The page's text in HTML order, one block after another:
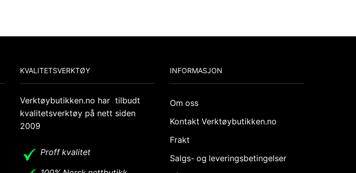
KVALITETSVERKTØY
Verktøybutikken.no har tilbudt
kvalitetsverktøy på nett siden
2009
Proff kvalitet
INFORMASJON
Om oss
Kontakt Verktøybutikken.no
Frakt
Salgs- og leveringsbetingelser